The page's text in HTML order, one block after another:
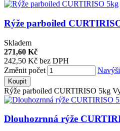
Rýže parboiled
Skladem
271,60 Kč
242,50 Kč bez DPH
Změnit počet
Koupit
Rýže parboiled CURTIRISO 5kg
Dlouhozrnná rýže